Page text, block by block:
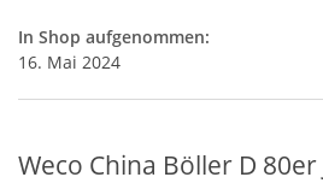
In Shop aufgenommen:
16. Mai 2024
Weco China Böller D